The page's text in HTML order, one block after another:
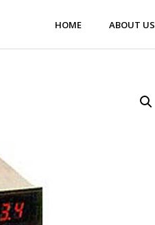
HOME ABOUT US